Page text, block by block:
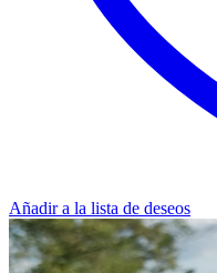
Añadir a la lista de deseos